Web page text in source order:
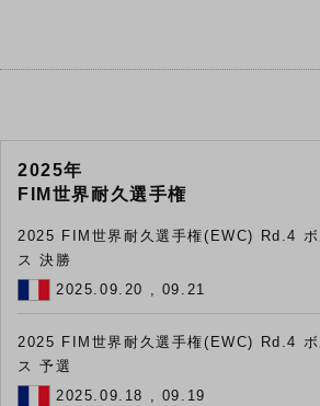
2025年
FIM世界耐久選手権
2025 FIM世界耐久選手権(EWC) Rd.4 ボ
ス 決勝
2025.09.20 , 09.21
2025 FIM世界耐久選手権(EWC) Rd.4 ボ
ス 予選
2025.09.18 , 09.19